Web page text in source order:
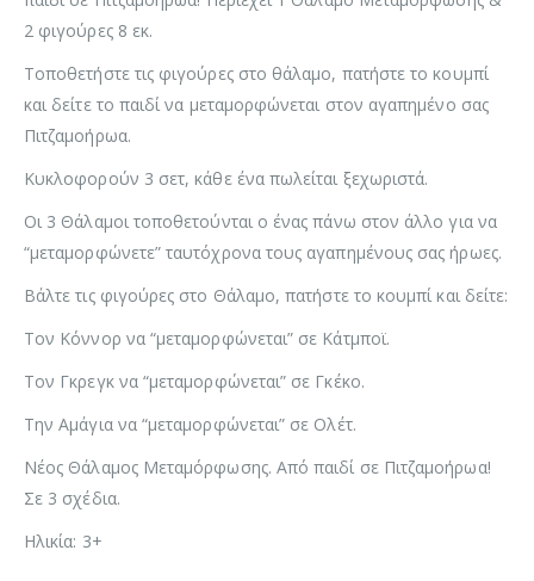
2 φιγούρες 8 εκ.
Τοποθετήστε τις φιγούρες στο θάλαμο, πατήστε το κουμπί
και δείτε το παιδί να μεταμορφώνεται στον αγαπημένο σας
Πιτζαμοήρωα.
Κυκλοφορούν 3 σετ, κάθε ένα πωλείται ξεχωριστά.
Οι 3 Θάλαμοι τοποθετούνται ο ένας πάνω στον άλλο για να
“μεταμορφώνετε” ταυτόχρονα τους αγαπημένους σας ήρωες.
Βάλτε τις φιγούρες στο Θάλαμο, πατήστε το κουμπί και δείτε:
Τον Κόννορ να “μεταμορφώνεται” σε Κάτμποϊ.
Τον Γκρεγκ να “μεταμορφώνεται” σε Γκέκο.
Την Αμάγια να “μεταμορφώνεται” σε Ολέτ.
Νέος Θάλαμος Μεταμόρφωσης. Από παιδί σε Πιτζαμοήρωα!
Σε 3 σχέδια.
Ηλικία: 3+